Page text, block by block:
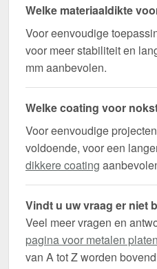
Welke materiaaldikte
Voor eenvoudige
voor meer stabiliteit en
mm aanbevolen.
Welke coating voor
Voor eenvoudige
voldoende, voor een
dikkere coating
Vindt u uw vraag er niet
Veel meer vragen en
pagina voor metalen platen
van A tot Z worden